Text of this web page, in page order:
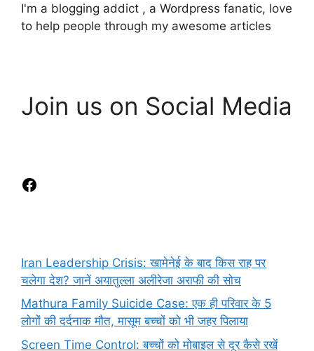
I'm a blogging addict , a Wordpress fanatic, love
to help people through my awesome articles
Join us on Social Media
Iran Leadership Crisis: खामेनेई के बाद किस राह पर
चलेगा देश? जानें अयातुल्ला अलीरेजा अराफी की सोच
Mathura Family Suicide Case: एक ही परिवार के 5
लोगों की दर्दनाक मौत, मासूम बच्चों को भी जहर पिलाया
Screen Time Control: बच्चों को मोबाइल से दूर कैसे रखें